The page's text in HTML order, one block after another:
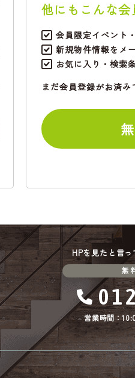
他にもこんな会
会員限定イベント
新規物件情報をメ
お気に入り・検索
まだ会員登録がお済み
HPを見たと言
無
営業時間：